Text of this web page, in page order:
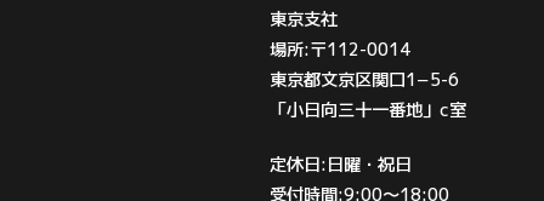
東京支社
場所:〒112-0014
東京都文京区関口1−5-6
「小日向三十一番地」c室
定休日:日曜・祝日
受付時間:9:00〜18:00